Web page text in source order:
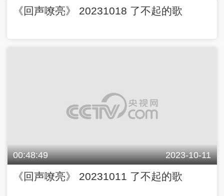
《回声嘹亮》 20231018 了不起的歌
00:48:49 2023-10-11
《回声嘹亮》 20231011 了不起的歌